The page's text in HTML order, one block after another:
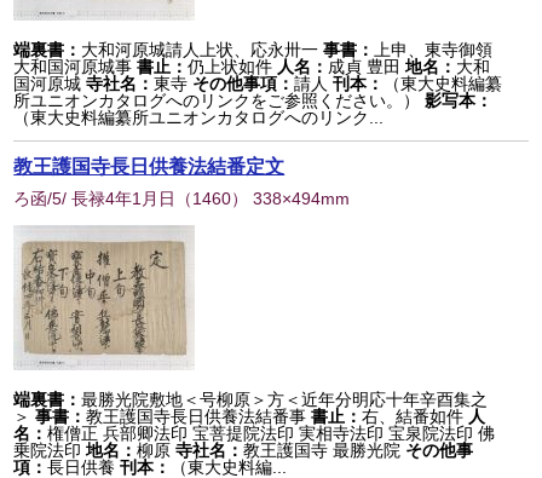
端裏書： 大和河原城請人上状、応永卅一 事書：
上申、東寺御領
大和国河原城事 書止：仍上状如件 人名： 成貞 豊田 地名： 大和
国河原城 寺社名：東寺 その他事項：請人 刊本：
（東大史料編纂
所ユニオンカタログへのリンクをご参照ください。）
影写本：
（東大史料編纂所ユニオンカタログへのリンク...
教王護国寺長日供養法結番定文
ろ函/5/ 長禄4年1月日 （1460） 338×494mm
端裏書：最勝光院敷地＜号柳原＞方＜近年分明応十年辛酉集之
＞ 事書：教王護国寺長日供養法結番事 書止：右、結番如件 人
名：権僧正 兵部卿法印 宝菩提院法印 実相寺法印 宝泉院法印 佛
乗院法印 地名：柳原 寺社名：教王護国寺 最勝光院 その他事
項：長日供養 刊本： （東大史料編...